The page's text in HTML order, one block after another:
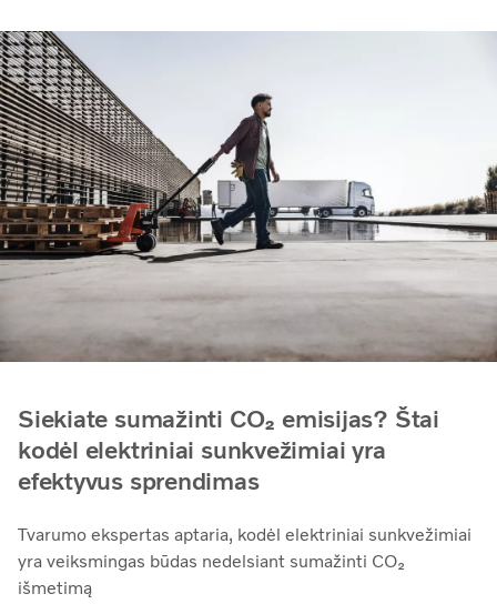
Siekiate sumažinti CO₂ emisijas? Štai
kodėl elektriniai sunkvežimiai yra
efektyvus sprendimas
Tvarumo ekspertas aptaria, kodėl elektriniai sunkvežimiai
yra veiksmingas būdas nedelsiant sumažinti CO₂
išmetimą